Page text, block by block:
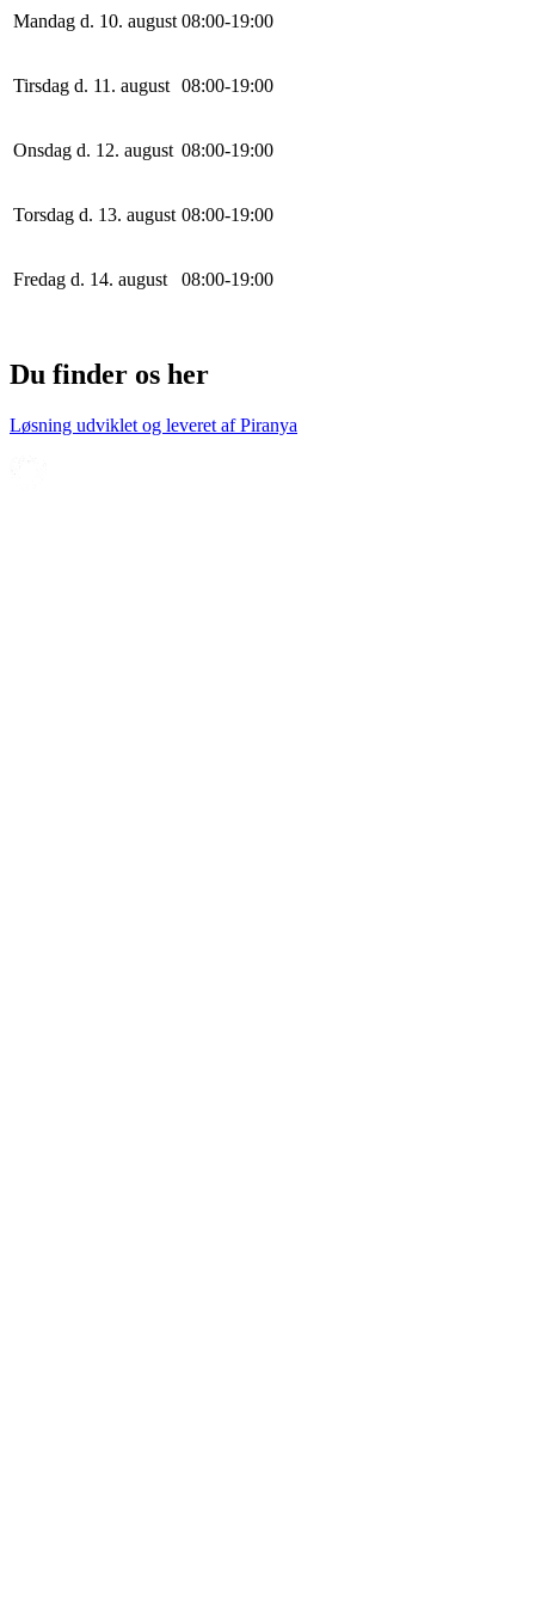
Mandag d. 10. august 08:00-19:00
Tirsdag d. 11. august 08:00-19:00
Onsdag d. 12. august 08:00-19:00
Torsdag d. 13. august 08:00-19:00
Fredag d. 14. august 08:00-19:00
Du finder os her
Løsning udviklet og leveret afPiranya